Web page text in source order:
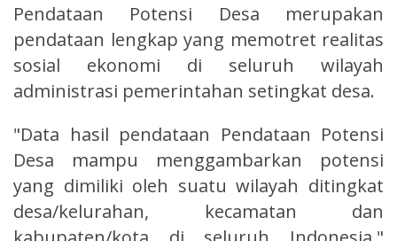
Pendataan Potensi Desa merupakan
pendataan lengkap yang memotret realitas
sosial ekonomi di seluruh wilayah
administrasi pemerintahan setingkat desa.
"Data hasil pendataan Pendataan Potensi
Desa mampu menggambarkan potensi
yang dimiliki oleh suatu wilayah ditingkat
desa/kelurahan, kecamatan dan